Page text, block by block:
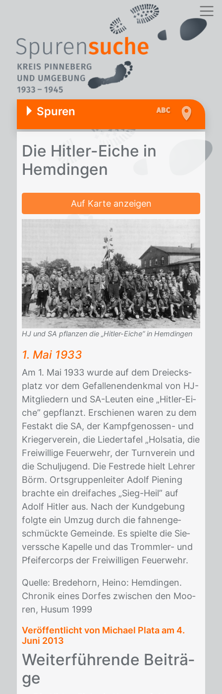
Spuren
Die Hit­ler-Ei­che in
Hem­din­gen
Auf Karte anzeigen
HJ und SA pflanzen die „Hitler-Eiche” in Hemdingen
1. Mai 1933
Am 1. Mai 1933 wur­de auf dem Drei­ecks­
platz vor dem Ge­fal­len­en­denk­mal von HJ-
Mit­glie­dern und SA-Leu­ten eine „Hit­ler-Ei­
che” ge­pflanzt. Er­schie­nen wa­ren zu dem
Fest­akt die SA, der Kampf­ge­nos­sen- und
Krie­ger­ver­ein, die Lie­der­ta­fel „Hol­sa­tia, die
Frei­wil­li­ge Feu­er­wehr, der Turn­ver­ein und
die Schul­ju­gend. Die Fest­re­de hielt Leh­rer
Börm. Orts­grup­pen­lei­ter Adolf Pi­e­ning
brach­te ein drei­fa­ches „Sieg-Heil” auf
Adolf Hit­ler aus. Nach der Kund­ge­bung
folg­te ein Um­zug durch die fah­nen­ge­
schmück­te Ge­mein­de. Es spiel­te die Sie­
vers­sche Ka­pel­le und das Tromm­ler- und
Pfei­fer­corps der Frei­wil­li­gen Feu­er­wehr.
Quel­le: Bre­de­horn, Hei­no: Hem­din­gen.
Chro­nik ei­nes Dor­fes zwi­schen den Moo­
ren, Hu­sum 1999
Veröffentlicht von Michael Plata am 4.
Juni 2013
Wei­ter­füh­ren­de Bei­trä­
ge